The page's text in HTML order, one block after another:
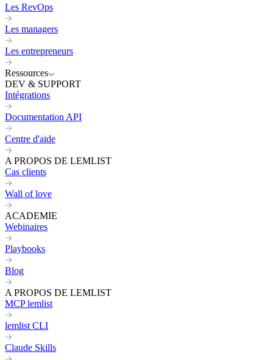
Les RevOps
Les managers
Les entrepreneurs
Ressources
DEV & SUPPORT
Intégrations
Documentation API
Centre d'aide
A PROPOS DE LEMLIST
Cas clients
Wall of love
ACADEMIE
Webinaires
Playbooks
Blog
A PROPOS DE LEMLIST
MCP lemlist
lemlist CLI
Claude Skills